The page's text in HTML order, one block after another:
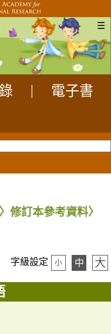
☰
電子書
修訂本參考資料〉
字級設定 小 中 大